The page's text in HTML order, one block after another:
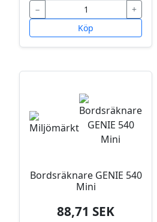
−
+
Köp
Bordsräknare GENIE 540
Mini
88,71 SEK